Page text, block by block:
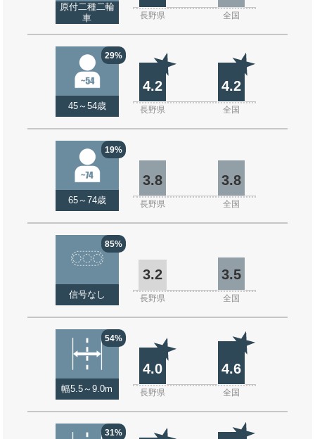
原付二種二輪
車
長野県 全国
29%
45～54歳
4.2 4.2
長野県 全国
19%
65～74歳
3.8 3.8
長野県 全国
85%
信号なし
3.2 3.5
長野県 全国
54%
幅5.5～9.0m
4.0 4.6
長野県 全国
31%